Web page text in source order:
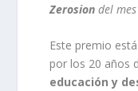
Zerosion del
Este premio
por los 20 años
educación y